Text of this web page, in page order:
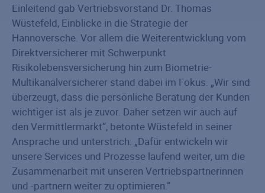
Einleitend gab Vertriebsvorstand Dr. Thomas
Wüstefeld, Einblicke in die Strategie der
Hannoversche. Vor allem die Weiterentwicklung vom
Direktversicherer mit Schwerpunkt
Risikolebensversicherung hin zum Biometrie-
Multikanalversicherer stand dabei im Fokus. „Wir sind
überzeugt, dass die persönliche Beratung der Kunden
wichtiger ist als je zuvor. Daher setzen wir auch auf
den Vermittlermarkt“, betonte Wüstefeld in seiner
Ansprache und unterstrich: „Dafür entwickeln wir
unsere Services und Prozesse laufend weiter, um die
Zusammenarbeit mit unseren Vertriebspartnerinnen
und -partnern weiter zu optimieren.“